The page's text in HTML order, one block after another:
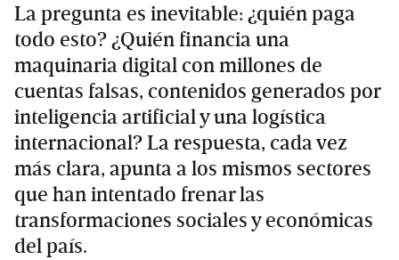
La pregunta es inevitable: ¿quién paga
todo esto? ¿Quién financia una
maquinaria digital con millones de
cuentas falsas, contenidos generados por
inteligencia artificial y una logística
internacional? La respuesta, cada vez
más clara, apunta a los mismos sectores
que han intentado frenar las
transformaciones sociales y económicas
del país.